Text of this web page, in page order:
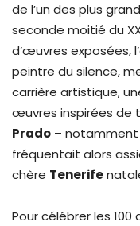
de l’un des plus
seconde moitié du
d’œuvres exposées,
peintre du silence,
carrière artistique,
œuvres inspirées de
Prado – notamment
fréquentait alors
chère Tenerife
Pour célébrer les 100